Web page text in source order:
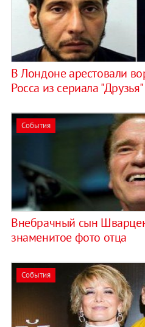
В Лондоне арестовали
Росса из сериала "Друзья"
События
Внебрачный сын
знаменитое фото отца
События